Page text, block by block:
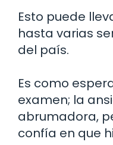
Esto puede
hasta varias
del país.
Es como
examen; la
abrumadora,
confía en que